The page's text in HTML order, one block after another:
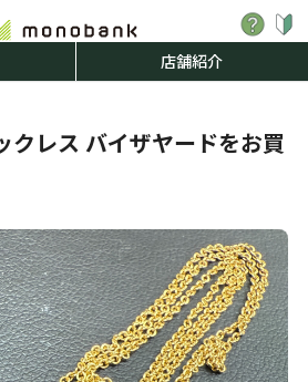
店舗紹介
クレス バイザヤードをお買